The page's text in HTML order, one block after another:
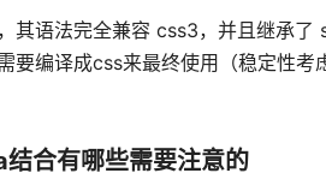
其语法完全兼容 css3，并且继承
要编译成css来最终使用（稳定性考
合有哪些需要注意的